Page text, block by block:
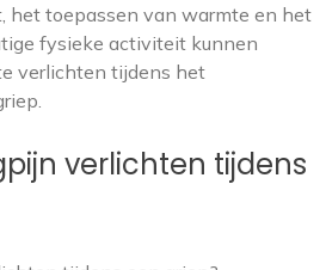
het toepassen van warmte en het
fysieke activiteit kunnen
verlichten tijdens het
verlichten tijdens